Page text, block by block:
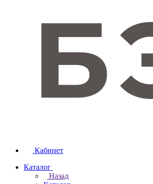
Кабинет
Каталог
Назад